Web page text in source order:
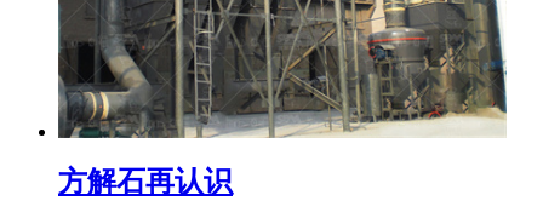
方解石再认识